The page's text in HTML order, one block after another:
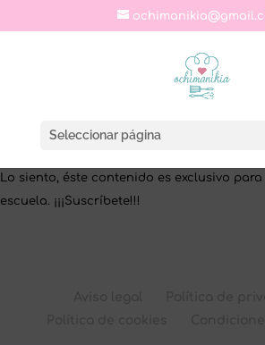
Seleccionar página
Lo siento, éste contenido es exclusivo
escuela. ¡¡¡Suscríbete!!!